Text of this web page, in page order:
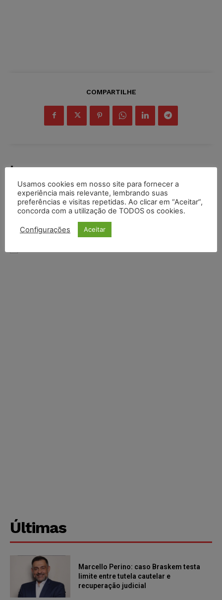
COMPARTILHE
Inscreva-se
INSCREVER
Últimas
Marcello Perino: caso Braskem testa
limite entre tutela cautelar e
recuperação judicial
Usamos cookies em nosso site para fornecer a
experiência mais relevante, lembrando suas
preferências e visitas repetidas. Ao clicar em “Aceitar”,
concorda com a utilização de TODOS os cookies.
Configurações Aceitar